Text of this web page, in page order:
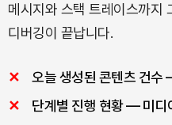
메시지와 스택 트레이스까지
디버깅이 끝납니다.
오늘 생성된 콘텐츠 건
단계별 진행 현황 — 미디